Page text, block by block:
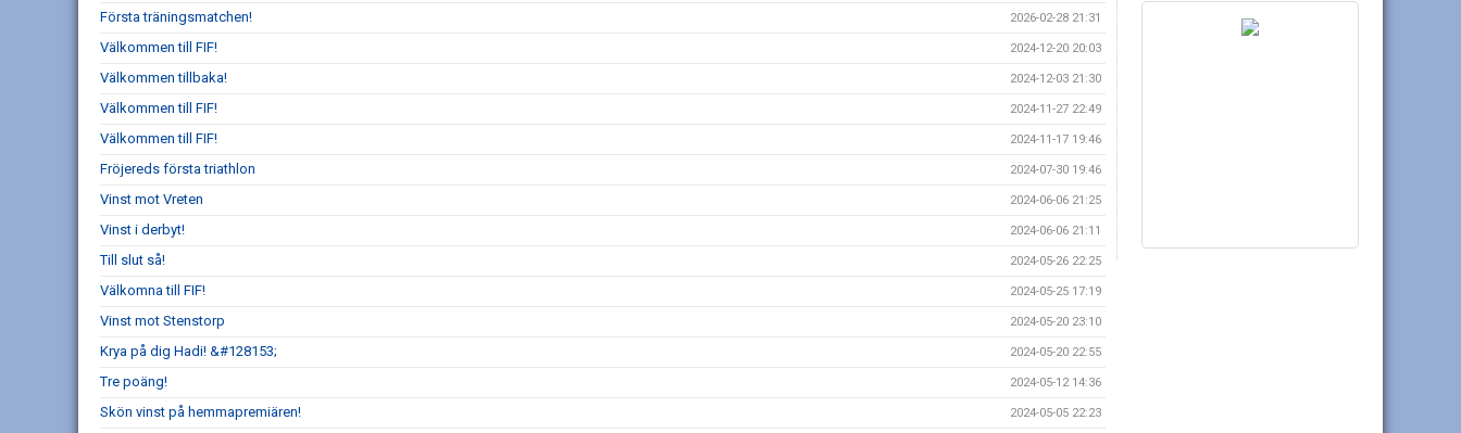
Första träningsmatchen! 2026-02-28 21:31
Välkommen till FIF! 2024-12-20 20:03
Välkommen tillbaka! 2024-12-03 21:30
Välkommen till FIF! 2024-11-27 22:49
Välkommen till FIF! 2024-11-17 19:46
Fröjereds första triathlon 2024-07-30 19:46
Vinst mot Vreten 2024-06-06 21:25
Vinst i derbyt! 2024-06-06 21:11
Till slut så! 2024-05-26 22:25
Välkomna till FIF! 2024-05-25 17:19
Vinst mot Stenstorp 2024-05-20 23:10
Krya på dig Hadi! &#128153; 2024-05-20 22:55
Tre poäng! 2024-05-12 14:36
Skön vinst på hemmapremiären! 2024-05-05 22:23